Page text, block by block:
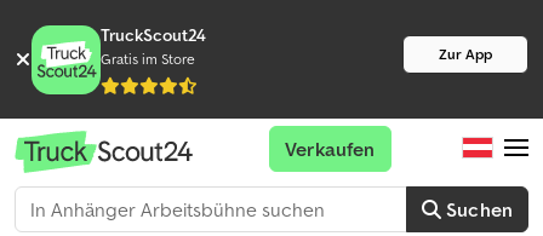
TruckScout24
Gratis im Store Zur App
Suchen
Verkaufen